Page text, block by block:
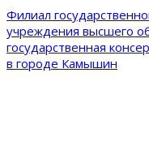
Филиал
учреждения высшего
государственная
в городе Камышин